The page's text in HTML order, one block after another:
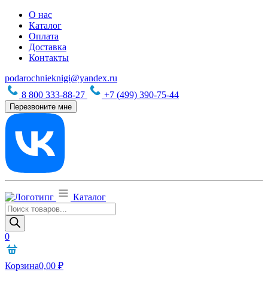
О нас
Каталог
Оплата
Доставка
Контакты
podarochnieknigi@yandex.ru
8 800 333-88-27
+7 (499) 390-75-44
Перезвоните мне
Каталог
Поиск
товаров
0
Корзина0,00 ₽